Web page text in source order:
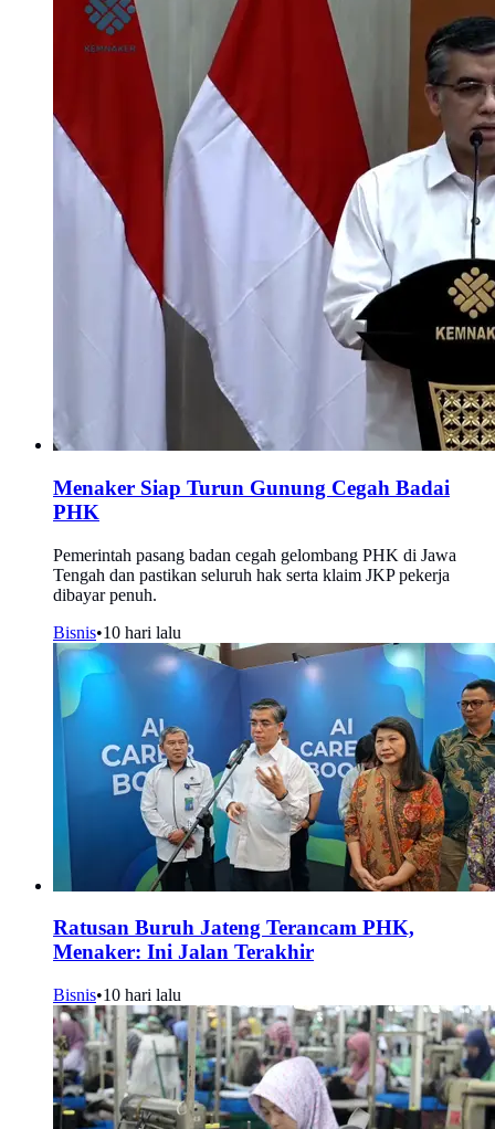
Menaker Siap Turun Gunung Cegah Badai
PHK
Pemerintah pasang badan cegah gelombang PHK di Jawa
Tengah dan pastikan seluruh hak serta klaim JKP pekerja
dibayar penuh.
Bisnis•10 hari lalu
Ratusan Buruh Jateng Terancam PHK,
Menaker: Ini Jalan Terakhir
Bisnis•10 hari lalu